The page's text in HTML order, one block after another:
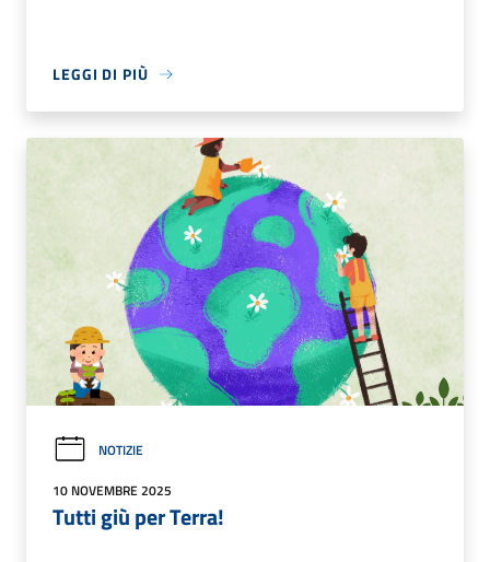
LEGGI DI PIÙ
NOTIZIE
10 NOVEMBRE 2025
Tutti giù per Terra!